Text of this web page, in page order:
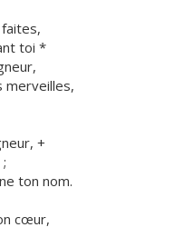
toi *
merveilles,
+
ton nom.
cœur,